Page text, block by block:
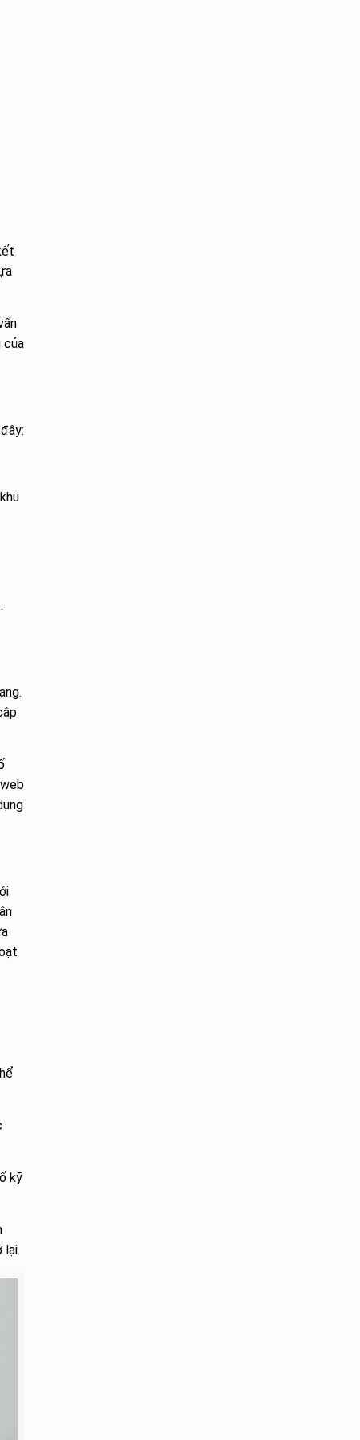
của
kỹ
lại.